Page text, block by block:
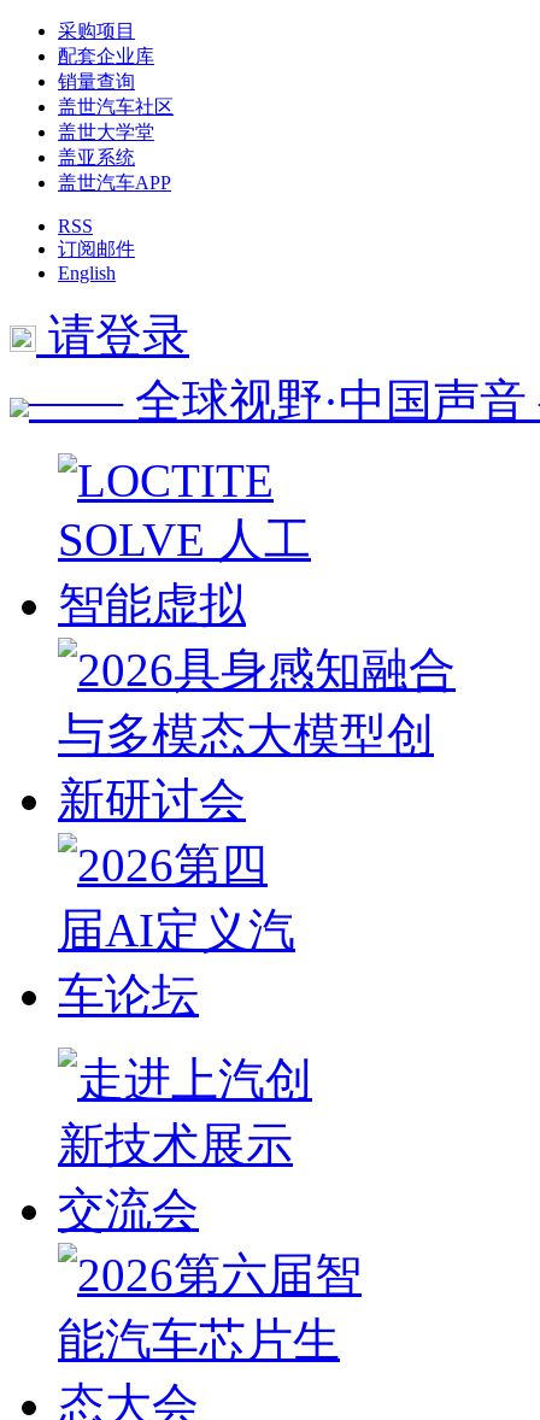
采购项目
配套企业库
销量查询
盖世汽车社区
盖世大学堂
盖亚系统
盖世汽车APP
RSS
订阅邮件
English
请登录
—— 全球视野·中国声